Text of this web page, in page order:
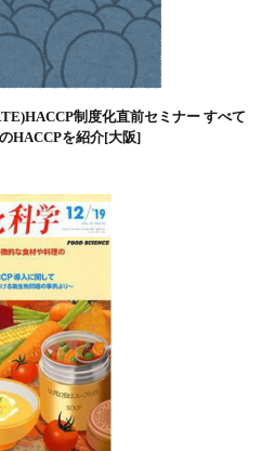
制度化直前セミナー すべて
HACCPを紹介[大阪]